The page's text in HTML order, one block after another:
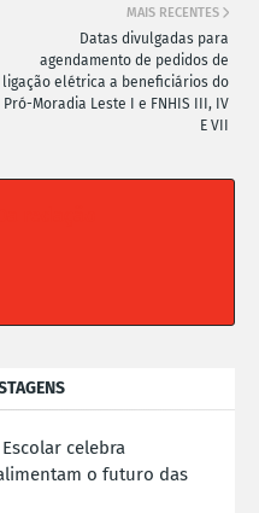
MAIS RECENTES
Datas divulgadas para
agendamento de pedidos de
ligação elétrica a beneficiários do
Pró-Moradia Leste I e FNHIS III, IV
E VII
celebra
o futuro das